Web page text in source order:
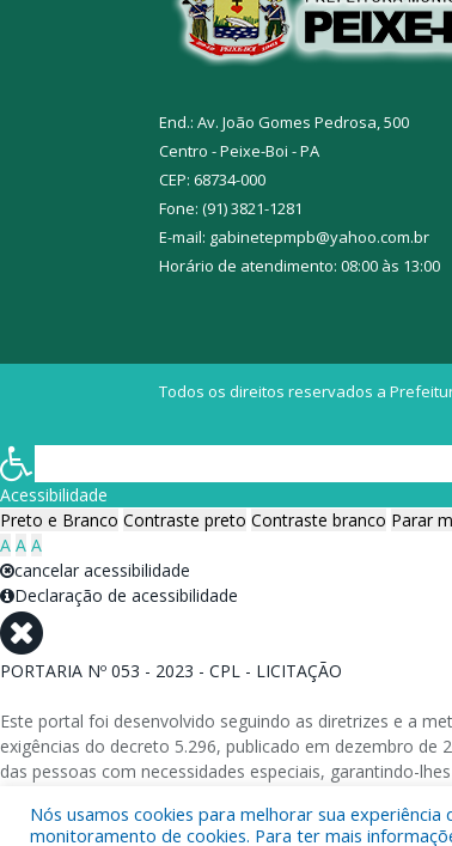
End.: Av. João Gomes Pedrosa, 500
Centro - Peixe-Boi - PA
CEP: 68734-000
Fone: (91) 3821-1281
E-mail: gabinetepmpb@yahoo.com.br
Horário de atendimento: 08:00 às 13:00
Todos os direitos reservados a
Nós usamos cookies para melhorar sua
monitoramento de cookies. Para ter mais
Acessibilidade
Preto e Branco Contraste preto Contraste branco Parar
A A A
cancelar acessibilidade
Declaração de acessibilidade
PORTARIA Nº 053 - 2023 - CPL - LICITAÇÃO
Este portal foi desenvolvido seguindo as diretrizes e a
exigências do decreto 5.296, publicado em dezembro
das pessoas com necessidades especiais, garantindo-
Além de validações automáticas, foram realizados